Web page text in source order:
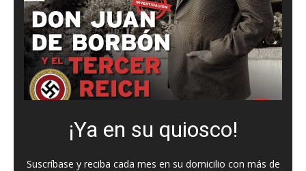
¡Ya en su quiosco!
Suscríbase y reciba cada mes en su domicilio con más de